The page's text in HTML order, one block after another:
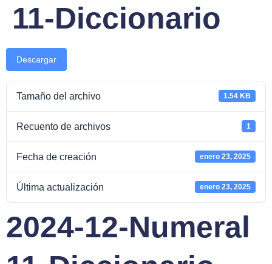
11-Diccionario
Descargar
Tamaño del archivo 1.54 KB
Recuento de archivos 1
Fecha de creación enero 23, 2025
Última actualización enero 23, 2025
2024-12-Numeral